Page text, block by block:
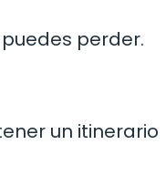
perder.
un itinerario